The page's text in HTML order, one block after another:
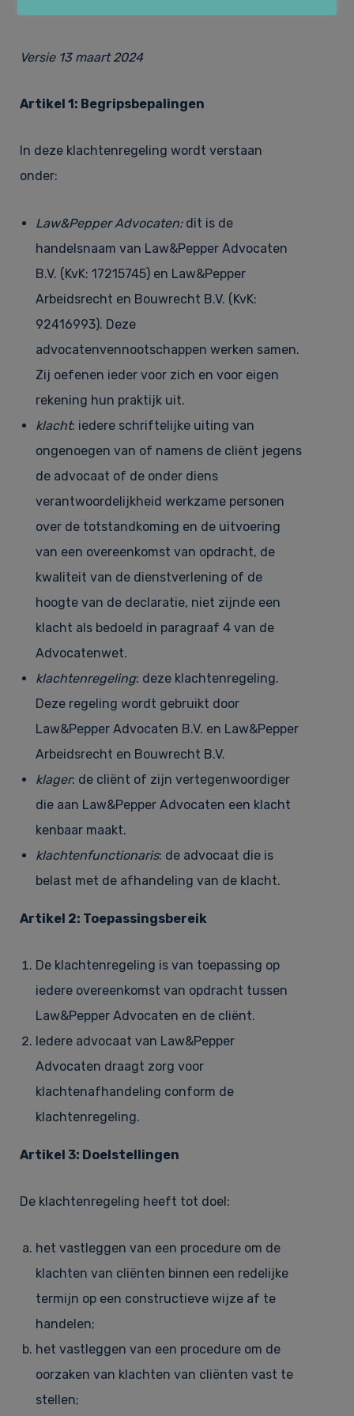
Financieel recht & Insolventierecht
Bouwrecht & Vastgoed
Arbeidsrecht & Arbeidsmigratie­recht
Onze kernwaarden
Referenties
Tarieven
Klachtenregeling
Nieuws
Vacatures
Contact
Versie 13 maart 2024
Artikel 1: Begripsbepalingen
In deze klachtenregeling wordt verstaan
onder:
Law&Pepper Advocaten: dit is de
handelsnaam van Law&Pepper Advocaten
B.V. (KvK: 17215745) en Law&Pepper
Arbeidsrecht en Bouwrecht B.V. (KvK:
92416993). Deze
advocatenvennootschappen werken samen.
Zij oefenen ieder voor zich en voor eigen
rekening hun praktijk uit.
klacht: iedere schriftelijke uiting van
ongenoegen van of namens de cliënt jegens
de advocaat of de onder diens
verantwoordelijkheid werkzame personen
over de totstandkoming en de uitvoering
van een overeenkomst van opdracht, de
kwaliteit van de dienstverlening of de
hoogte van de declaratie, niet zijnde een
klacht als bedoeld in paragraaf 4 van de
Advocatenwet.
klachtenregeling: deze klachtenregeling.
Deze regeling wordt gebruikt door
Law&Pepper Advocaten B.V. en Law&Pepper
Arbeidsrecht en Bouwrecht B.V.
klager: de cliënt of zijn vertegenwoordiger
die aan Law&Pepper Advocaten een klacht
kenbaar maakt.
klachtenfunctionaris: de advocaat die is
belast met de afhandeling van de klacht.
Artikel 2: Toepassingsbereik
De klachtenregeling is van toepassing op
iedere overeenkomst van opdracht tussen
Law&Pepper Advocaten en de cliënt.
Iedere advocaat van Law&Pepper
Advocaten draagt zorg voor
klachtenafhandeling conform de
klachtenregeling.
Artikel 3: Doelstellingen
De klachtenregeling heeft tot doel:
het vastleggen van een procedure om de
klachten van cliënten binnen een redelijke
termijn op een constructieve wijze af te
handelen;
het vastleggen van een procedure om de
oorzaken van klachten van cliënten vast te
stellen;